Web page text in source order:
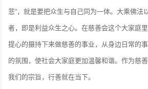
悲”，就是要把众生与自己同为一体。大乘佛法
者，即是利益众生之心。在慈善会这个大家庭
提心的摄持下来做慈善的事业，从身边日常的
的氛围，使社会大家庭更加温馨和谐。作为慈
我们的宗旨，行善就在当下。